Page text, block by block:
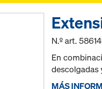
N.º art.
En
descolgadas
MÁS